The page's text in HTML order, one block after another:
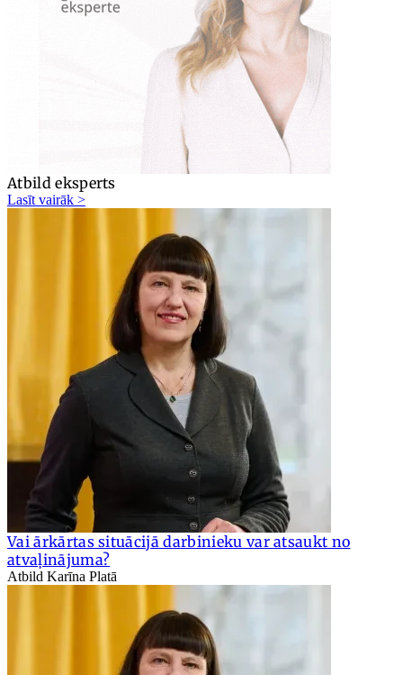
Atbild eksperts
Lasīt vairāk >
Vai ārkārtas situācijā darbinieku var atsaukt no
atvaļinājuma?
Atbild Karīna Platā